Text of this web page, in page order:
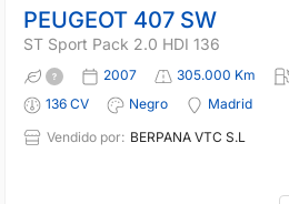
PEUGEOT 407 SW
ST Sport Pack 2.0 HDI 136
2007 305.000 Km
136 CV
Negro
Madrid
Vendido por: BERPANA VTC S.L